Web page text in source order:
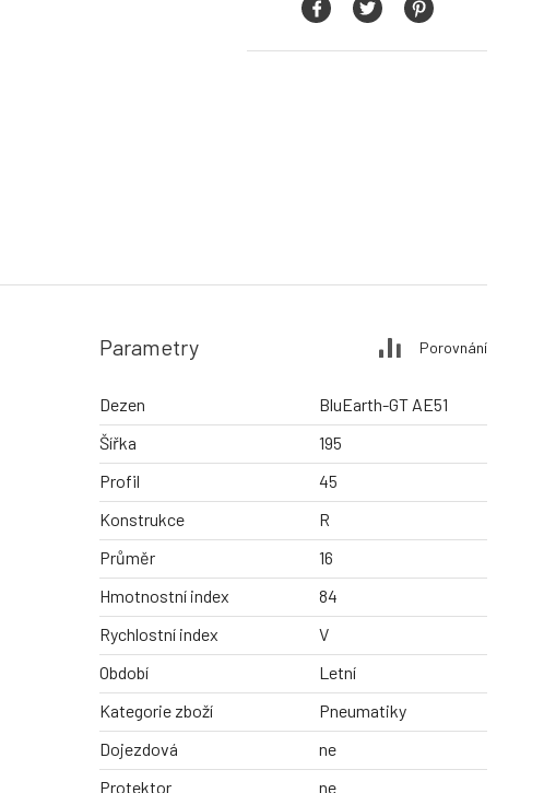
Parametry Porovnání
Dezen
BluEarth-GT AE51
Šířka
195
Profil
45
Konstrukce
R
Průměr
16
Hmotnostní index
84
Rychlostní index
V
Období
Letní
Kategorie zboží
Pneumatiky
Dojezdová
ne
Protektor
ne